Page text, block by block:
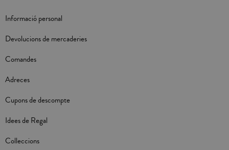
Informació personal
Devolucions de mercaderies
Comandes
Adreces
Cupons de descompte
Idees de Regal
Colleccions